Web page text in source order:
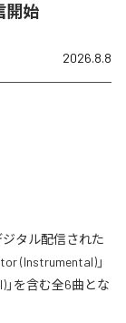
開始
2026.8.8
ジタル配信された
(Instrumental)」
」を含む全6曲とな